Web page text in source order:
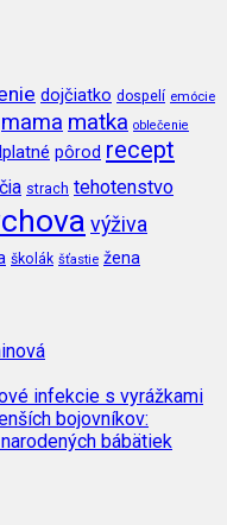
dojčiatko dospelí emócie
mama matka oblečenie
pôrod recept
strach tehotenstvo
výživa
školák šťastie žena
infekcie s vyrážkami
bojovníkov:
bábätiek